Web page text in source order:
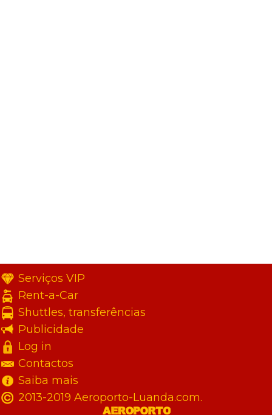
Serviços VIP
Rent-a-Car
Shuttles, transferências
Publicidade
Log in
Contactos
Saiba mais
2013-2019 Aeroporto-Luanda.com.